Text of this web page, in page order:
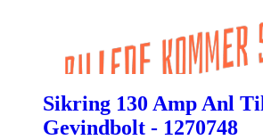
Sikring 130 Amp Anl
Gevindbolt - 1270748